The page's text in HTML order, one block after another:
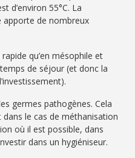
d’environ 55°C. La
de nombreux
qu’en mésophile et
de séjour (et donc la
germes pathogènes. Cela
le cas de méthanisation
où il est possible, dans
dans un hygiéniseur.